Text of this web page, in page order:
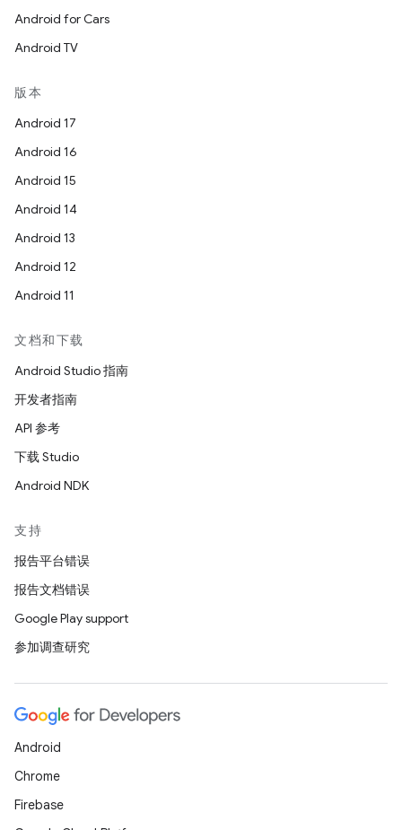
Android for Cars
Android TV
版本
Android 17
Android 16
Android 15
Android 14
Android 13
Android 12
Android 11
文档和下载
Android Studio 指南
开发者指南
API 参考
下载 Studio
Android NDK
支持
报告平台错误
报告文档错误
Google Play support
参加调查研究
Android
Chrome
Firebase